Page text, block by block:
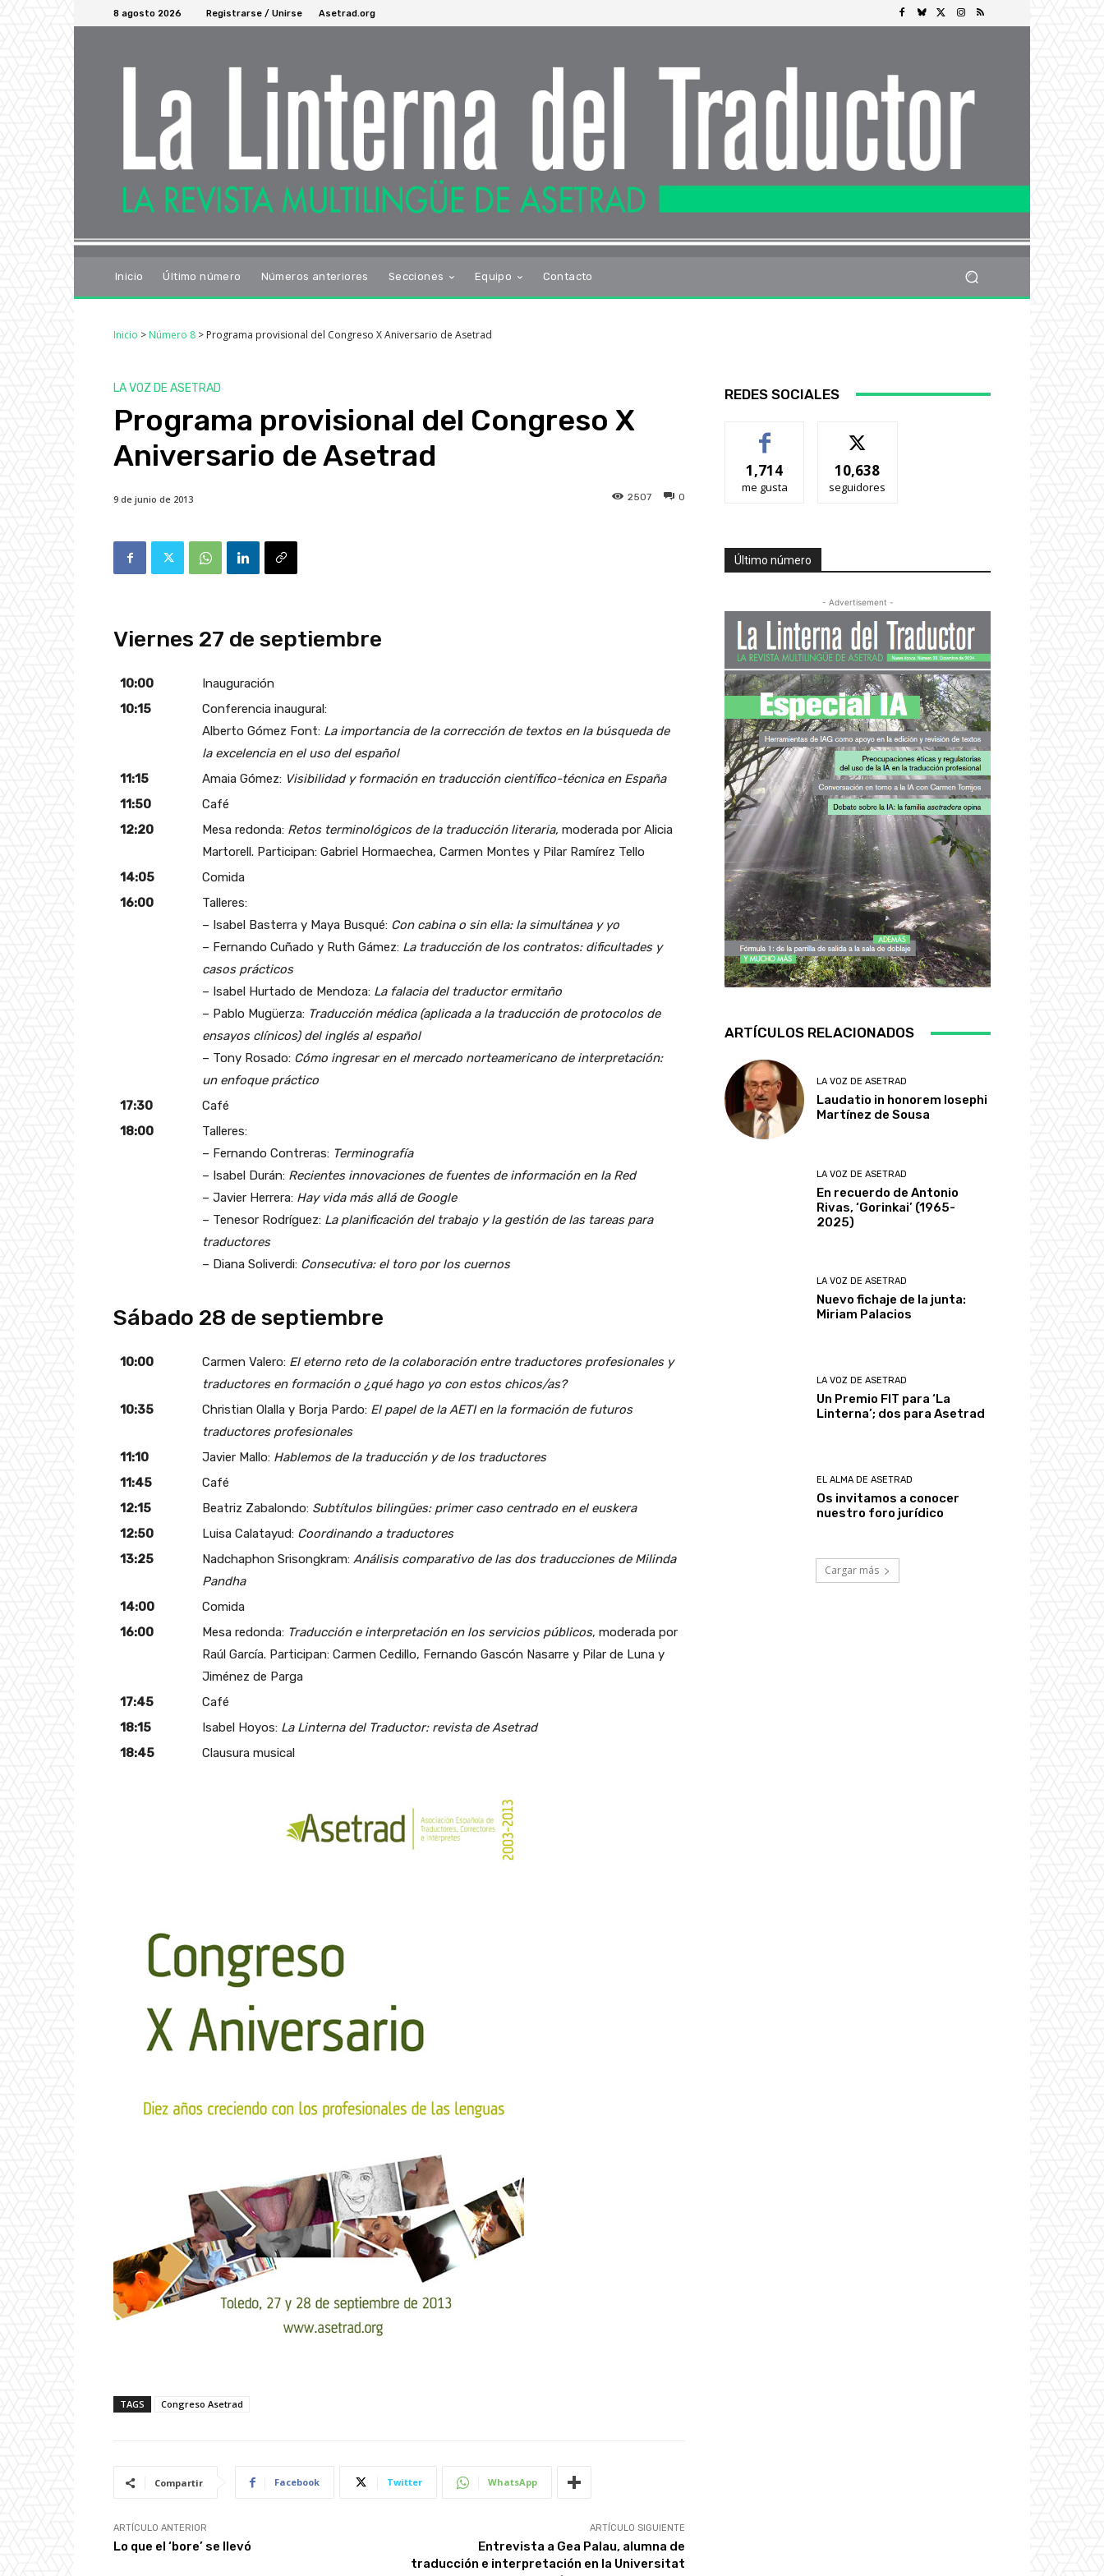
8 agosto 2026 Registrarse / Unirse Asetrad.org
Inicio Último número Números anteriores Secciones Equipo Contacto
Inicio > Número 8 > Programa provisional del Congreso X Aniversario de Asetrad
LA VOZ DE ASETRAD
Programa provisional del Congreso X
Aniversario de Asetrad
9 de junio de 2013 0
2507
Viernes 27 de septiembre
10:00
Inauguración
10:15
Conferencia inaugural:
Alberto Gómez Font: La importancia de la corrección de textos en la búsqueda de
la excelencia en el uso del español
11:15
Amaia Gómez: Visibilidad y formación en traducción científico-técnica en España
11:50
Café
12:20
Mesa redonda: Retos terminológicos de la traducción literaria, moderada por Alicia
Martorell. Participan: Gabriel Hormaechea, Carmen Montes y Pilar Ramírez Tello
14:05
Comida
16:00
Talleres:
– Isabel Basterra y Maya Busqué: Con cabina o sin ella: la simultánea y yo
– Fernando Cuñado y Ruth Gámez: La traducción de los contratos: dificultades y
casos prácticos
– Isabel Hurtado de Mendoza: La falacia del traductor ermitaño
– Pablo Mugüerza: Traducción médica (aplicada a la traducción de protocolos de
ensayos clínicos) del inglés al español
– Tony Rosado: Cómo ingresar en el mercado norteamericano de interpretación:
un enfoque práctico
17:30
Café
18:00
Talleres:
– Fernando Contreras: Terminografía
– Isabel Durán: Recientes innovaciones de fuentes de información en la Red
– Javier Herrera: Hay vida más allá de Google
– Tenesor Rodríguez: La planificación del trabajo y la gestión de las tareas para
traductores
– Diana Soliverdi: Consecutiva: el toro por los cuernos
Sábado 28 de septiembre
10:00 Carmen Valero: El eterno reto de la colaboración entre traductores profesionales y
traductores en formación o ¿qué hago yo con estos chicos/as?
10:35
Christian Olalla y Borja Pardo: El papel de la AETI en la formación de futuros
traductores profesionales
11:10
Javier Mallo: Hablemos de la traducción y de los traductores
11:45
Café
12:15
Beatriz Zabalondo: Subtítulos bilingües: primer caso centrado en el euskera
12:50
Luisa Calatayud: Coordinando a traductores
13:25
Nadchaphon Srisongkram: Análisis comparativo de las dos traducciones de Milinda
Pandha
14:00
Comida
16:00
Mesa redonda: Traducción e interpretación en los servicios públicos, moderada por
Raúl García. Participan: Carmen Cedillo, Fernando Gascón Nasarre y Pilar de Luna y
Jiménez de Parga
17:45
Café
18:15
Isabel Hoyos: La Linterna del Traductor: revista de Asetrad
18:45
Clausura musical
TAGS Congreso Asetrad
Compartir Facebook Twitter WhatsApp
ARTÍCULO ANTERIOR
Lo que el ‘bore’ se llevó
ARTÍCULO SIGUIENTE
Entrevista a Gea Palau, alumna de
traducción e interpretación en la Universitat
REDES SOCIALES
1,714
me gusta
10,638
seguidores
Último número
- Advertisement -
ARTÍCULOS RELACIONADOS
LA VOZ DE ASETRAD
Laudatio in honorem Iosephi
Martínez de Sousa
LA VOZ DE ASETRAD
En recuerdo de Antonio
Rivas, ‘Gorinkai’ (1965-
2025)
LA VOZ DE ASETRAD
Nuevo fichaje de la junta:
Miriam Palacios
LA VOZ DE ASETRAD
Un Premio FIT para ‘La
Linterna’; dos para Asetrad
EL ALMA DE ASETRAD
Os invitamos a conocer
nuestro foro jurídico
Cargar más